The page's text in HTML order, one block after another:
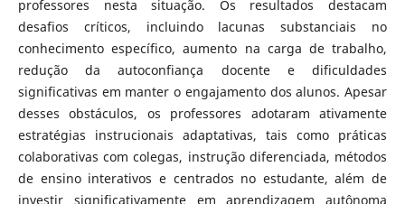
professores nesta situação. Os resultados destacam
desafios críticos, incluindo lacunas substanciais no
conhecimento específico, aumento na carga de trabalho,
redução da autoconfiança docente e dificuldades
significativas em manter o engajamento dos alunos. Apesar
desses obstáculos, os professores adotaram ativamente
estratégias instrucionais adaptativas, tais como práticas
colaborativas com colegas, instrução diferenciada, métodos
de ensino interativos e centrados no estudante, além de
investir significativamente em aprendizagem autônoma